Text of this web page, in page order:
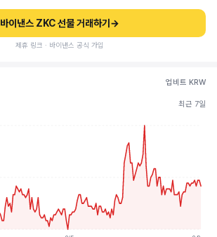
바이낸스 ZKC 선물 거래하기 →
제휴 링크 · 바이낸스 공식 가입
업비트 KRW
최근 7일